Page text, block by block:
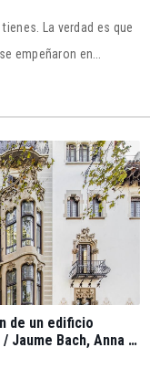
La verdad es que
empeñaron en
de un edificio
Jaume Bach, Anna &